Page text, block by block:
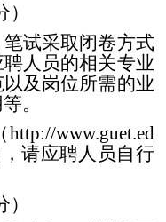
）
试采取闭卷方式
人员的相关专业
及岗位所需的业
。
http://www.guet.ed
请应聘人员自行
）